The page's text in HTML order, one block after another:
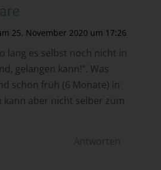
25. November 2020 um 17:26
lang es selbst noch nicht in
gelangen kann!“. Was
schon früh (6 Monate) in
kann aber nicht selber zum
Antworten